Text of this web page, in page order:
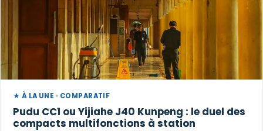
★ À LA UNE · COMPARATIF
Pudu CC1 ou Yijiahe J40 Kunpeng : le duel des
compacts multifonctions à station